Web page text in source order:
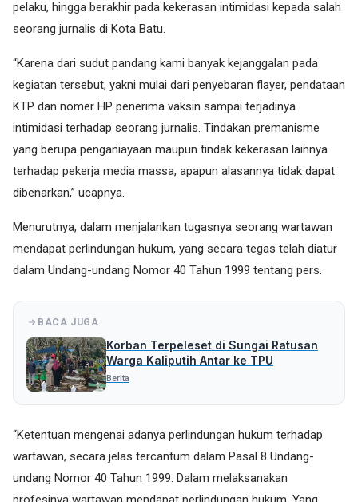
pelaku, hingga berakhir pada kekerasan intimidasi kepada salah
seorang jurnalis di Kota Batu.
“Karena dari sudut pandang kami banyak kejanggalan pada
kegiatan tersebut, yakni mulai dari penyebaran flayer, pendataan
KTP dan nomer HP penerima vaksin sampai terjadinya
intimidasi terhadap seorang jurnalis. Tindakan premanisme
yang berupa penganiayaan maupun tindak kekerasan lainnya
terhadap pekerja media massa, apapun alasannya tidak dapat
dibenarkan,” ucapnya.
Menurutnya, dalam menjalankan tugasnya seorang wartawan
mendapat perlindungan hukum, yang secara tegas telah diatur
dalam Undang-undang Nomor 40 Tahun 1999 tentang pers.
BACA JUGA
Korban Terpeleset di Sungai Ratusan
Warga Kaliputih Antar ke TPU
Berita
“Ketentuan mengenai adanya perlindungan hukum terhadap
wartawan, secara jelas tercantum dalam Pasal 8 Undang-
undang Nomor 40 Tahun 1999. Dalam melaksanakan